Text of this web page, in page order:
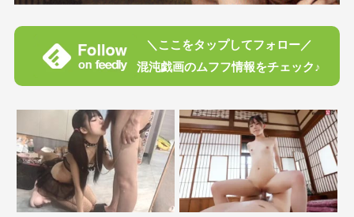
＼ここをタップしてフォロー／
混沌戯画のムフフ情報をチェック♪